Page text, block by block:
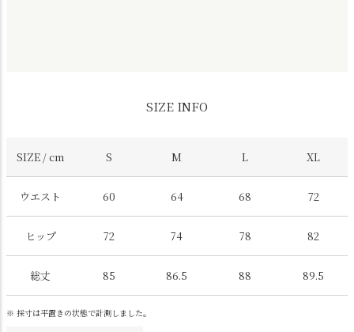
SIZE INFO
SIZE / cm S M L XL
ウエスト 60 64 68 72
ヒップ 72 74 78 82
総丈 85 86.5 88 89.5
※ 採寸は平置きの状態で計測しました。